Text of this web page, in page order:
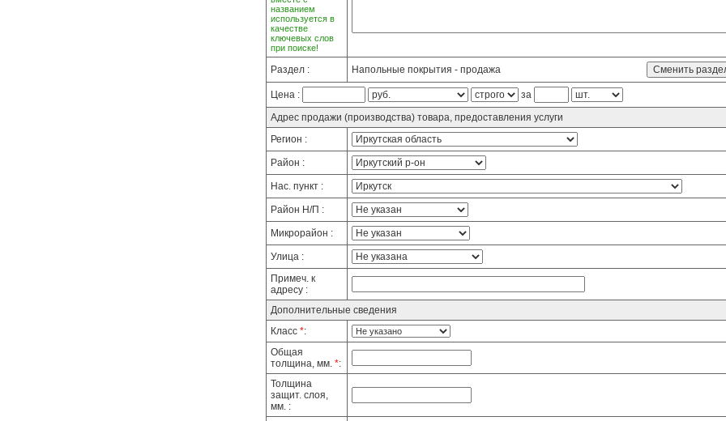
названием
используется в
качестве
ключевых слов
при поиске!
Раздел : Напольные покрытия - продажа
Цена :
за
Адрес продажи (производства) товара, предоставления услуги
Регион :
Район :
Нас. пункт :
Район Н/П :
Микрорайон :
Улица :
Примеч. к
адресу :
Дополнительные сведения
Класс *:
Общая
толщина, мм. *:
Толщина
защит. слоя,
мм. :